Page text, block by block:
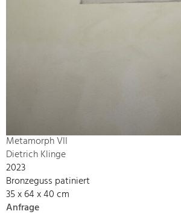
Metamorph VII
Dietrich Klinge
2023
Bronzeguss patiniert
35 x 64 x 40 cm
Anfrage